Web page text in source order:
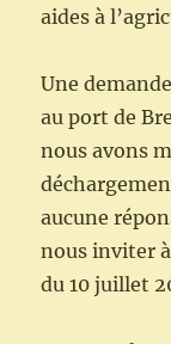
aides à
Une
au port de
nous avons
aucune
nous inviter
du 10 juillet